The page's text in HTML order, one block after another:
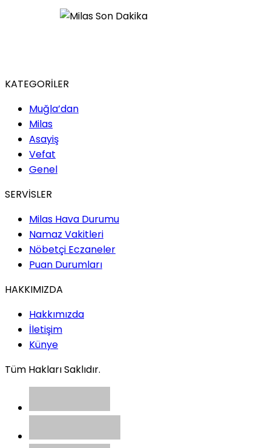
KATEGORİLER
Muğla’dan
Milas
Asayiş
Vefat
Genel
SERVİSLER
Milas Hava Durumu
Namaz Vakitleri
Nöbetçi Eczaneler
Puan Durumları
HAKKIMIZDA
Hakkımızda
İletişim
Künye
Tüm Hakları Saklıdır.